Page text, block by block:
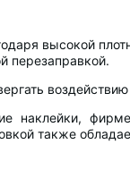
высокой
перезаправкой.
наклейки,
также